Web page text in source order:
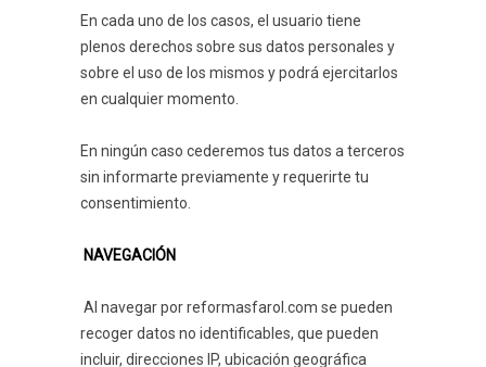
En cada uno de los casos, el usuario tiene
plenos derechos sobre sus datos personales y
sobre el uso de los mismos y podrá ejercitarlos
en cualquier momento.
En ningún caso cederemos tus datos a terceros
sin informarte previamente y requerirte tu
consentimiento.
NAVEGACIÓN
Al navegar por reformasfarol.com se pueden
recoger datos no identificables, que pueden
incluir, direcciones IP, ubicación geográfica